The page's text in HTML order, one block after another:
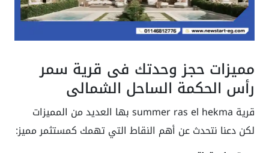
مميزات حجز وحدتك فى قرية سمر
رأس الحكمة الساحل الشمالي
قرية summer ras el hekma بها العديد من المميزات
لكن دعنا نتحدث عن أهم النقاط التي تهمك كمستثمر مميز: